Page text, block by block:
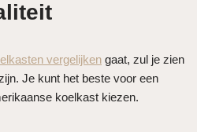
vergelijken gaat, zul je zien
Je kunt het beste voor een
koelkast kiezen.